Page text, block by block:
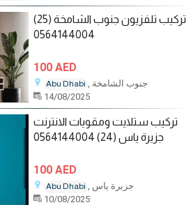
تركيب تلفزيون جنوب الشامخة (25)
0564144004
100 AED
Abu Dhabi
, جنوب الشامخة
14/08/2025
تركيب ستلايت ومقويات الانترنت
جزيرة ياس (24) 0564144004
100 AED
Abu Dhabi
, جزيرة ياس
10/08/2025